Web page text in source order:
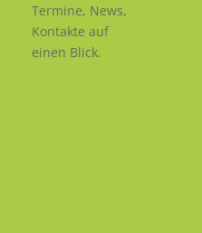
Termine, News,
Kontakte auf
einen Blick.